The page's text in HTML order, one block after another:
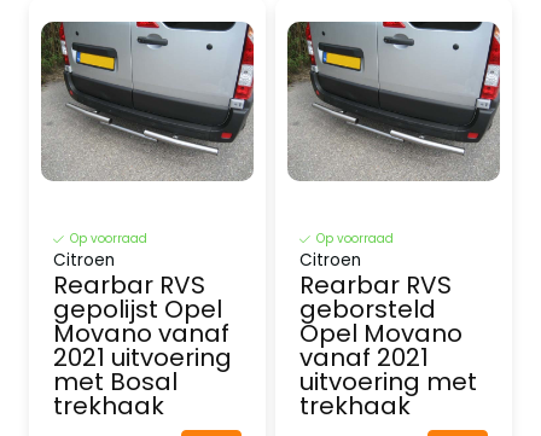
Op voorraad
Citroen
Rearbar RVS
gepolijst Opel
Movano vanaf
2021 uitvoering
met Bosal
trekhaak
Op voorraad
Citroen
Rearbar RVS
geborsteld
Opel Movano
vanaf 2021
uitvoering met
trekhaak